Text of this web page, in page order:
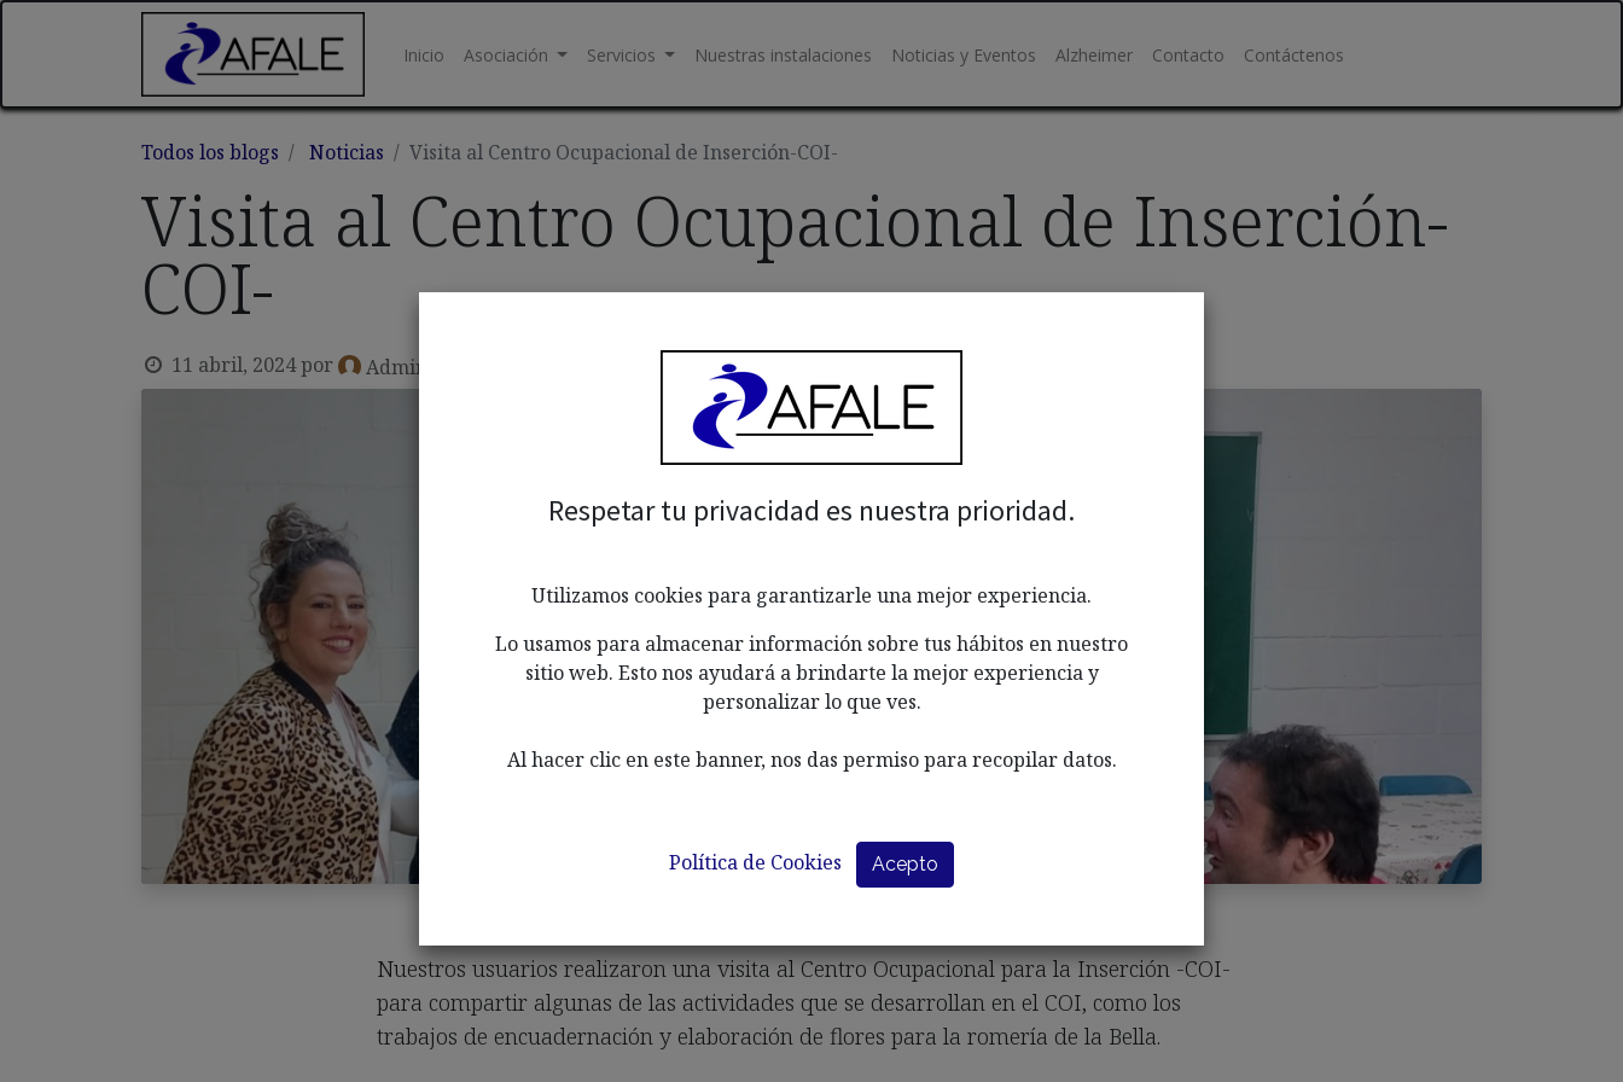
Inicio Asociación Servicios Nuestras instalaciones Noticias y Eventos Alzheimer Contacto Contáctenos
Todos los blogs Noticias Visita al Centro Ocupacional de Inserción-COI-
Visita al Centro Ocupacional de Inserción-
COI-
11 abril, 2024 por Admin Afale
Nuestros usuarios realizaron una visita al Centro Ocupacional para la Inserción -COI-
para compartir algunas de las actividades que se desarrollan en el COI, como los
trabajos de encuadernación y elaboración de flores para la romería de la Bella.
Respetar tu privacidad es nuestra prioridad.
Utilizamos cookies para garantizarle una mejor experiencia.
Lo usamos para almacenar información sobre tus hábitos en nuestro
sitio web. Esto nos ayudará a brindarte la mejor experiencia y
personalizar lo que ves.
Al hacer clic en este banner, nos das permiso para recopilar datos.
Política de Cookies Acepto